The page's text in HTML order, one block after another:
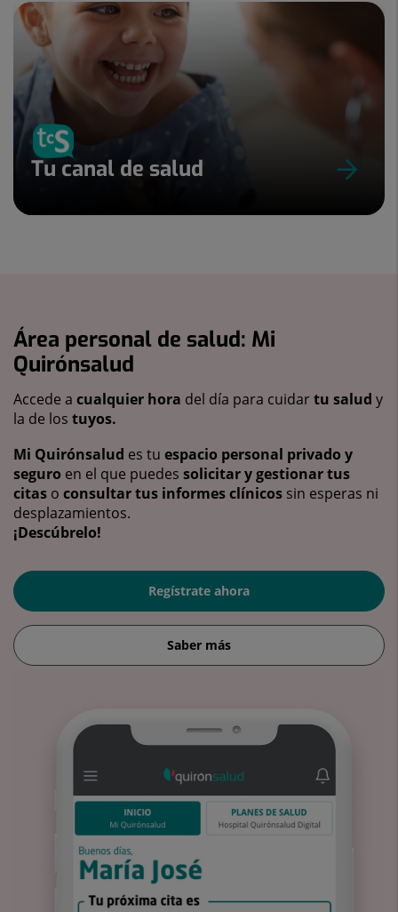
Tu canal de salud
Área personal de salud: Mi
Quirónsalud
Accede a cualquier hora del día para cuidartu salud y
la de los tuyos.
Mi Quirónsalud es tu espacio personal privado y
seguro en el que puedes solicitar y gestionar tus
citas o consultar tus informes clínicos sin esperas ni
desplazamientos.
¡Descúbrelo!
Regístrate ahora
Saber más